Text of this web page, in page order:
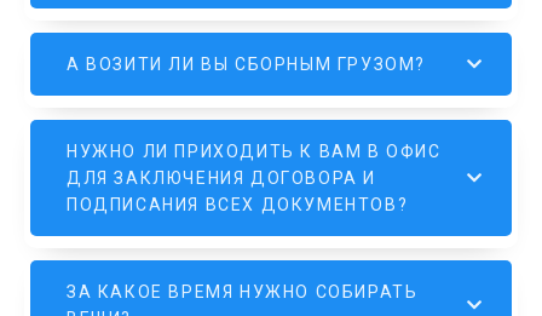
А ВОЗИТИ ЛИ ВЫ СБОРНЫМ ГРУЗОМ?
НУЖНО ЛИ ПРИХОДИТЬ К ВАМ В ОФИС
ДЛЯ ЗАКЛЮЧЕНИЯ ДОГОВОРА И
ПОДПИСАНИЯ ВСЕХ ДОКУМЕНТОВ?
ЗА КАКОЕ ВРЕМЯ НУЖНО СОБИРАТЬ